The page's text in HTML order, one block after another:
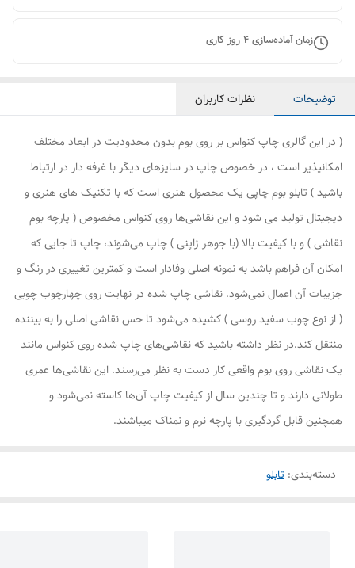
زمان آماده‌سازی4روز کاری
توضیحات نظرات کاربران
( در این گالری چاپ کنواس بر روی بوم بدون محدودیت در ابعاد مختلف
امکانپذیر است ، در خصوص چاپ در سایزهای دیگر با غرفه دار در ارتباط
باشید ) تابلو بوم چاپی یک محصول هنری است که با تکنیک های هنری و
دیجیتال تولید می شود و این نقاشی‌ها روی کنواس مخصوص ( پارچه بوم
نقاشی ) و با کیفیت بالا (با جوهر ژاپنی ) چاپ می‌شوند، چاپ تا جایی که
امکان آن فراهم باشد به نمونه اصلی وفادار است و کمترین تغییری در رنگ و
جزییات آن اعمال نمی‌شود. نقاشی چاپ شده در نهایت روی چهارچوب چوبی
( از نوع چوب سفید روسی ) کشیده می‌شود تا حس نقاشی اصلی را به بیننده
منتقل کند.در نظر داشته باشید که نقاشی‌های چاپ شده روی کنواس مانند
یک نقاشی روی بوم واقعی کار دست به نظر می‌رسند. این نقاشی‌ها عمری
طولانی دارند و تا چندین سال از کیفیت چاپ آن‌ها کاسته نمی‌شود و
همچنین قابل گردگیری با پارچه نرم و نمناک میباشند.
دسته‌بندی: تابلو